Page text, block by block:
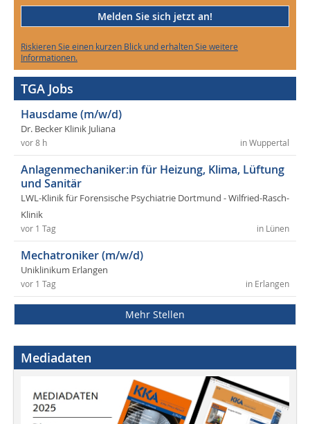
Melden Sie sich jetzt an!
Riskieren Sie einen kurzen Blick und erhalten Sie weitere
Informationen.
TGA Jobs
Hausdame (m/w/d)
Dr. Becker Klinik Juliana
in Wuppertal
vor 8 h
Anlagenmechaniker:in für Heizung, Klima, Lüftung
und Sanitär
LWL-Klinik für Forensische Psychiatrie Dortmund - Wilfried-Rasch-
Klinik
in Lünen
vor 1 Tag
Mechatroniker (m/w/d)
Uniklinikum Erlangen
in Erlangen
vor 1 Tag
Mehr Stellen
Mediadaten